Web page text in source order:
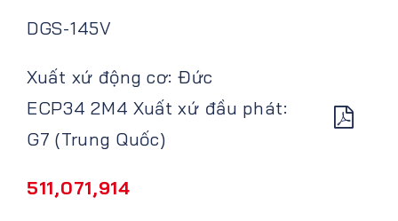
DGS-145V
Xuất xứ động cơ: Đức
ECP34 2M4 Xuất xứ đầu phát:
G7 (Trung Quốc)
511,071,914